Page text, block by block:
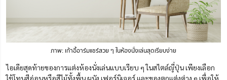
ภาพ: เก้าอี้อาร์มแชร์สวย ๆ ในห้องนั่งเล่นสุดเรียบง่าย
ไอเดียสุดท้ายของการแต่งห้องนั่งเล่นแบบเรียบ ๆ ในสไตล์ญี่ปุ่น เพียงเลือก
ใช้โทนสีอ่อนหรือสีไม้ทั้งพื้น ผนัง เฟอร์นิเจอร์ และของตกแต่งต่าง ๆ เพื่อให้